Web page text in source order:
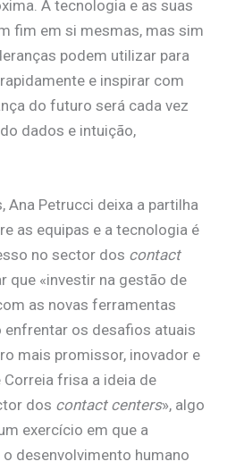
A tecnologia e as suas
fim em si mesmas, mas sim
podem utilizar para
e inspirar com
do futuro será cada vez
dados e intuição,
Ana Petrucci deixa a partilha
as equipas e a tecnologia é
no sector dos contact
que «investir na gestão de
as novas ferramentas
enfrentar os desafios atuais
mais promissor, inovador e
Correia frisa a ideia de
dos contact centers», algo
exercício em que a
desenvolvimento humano